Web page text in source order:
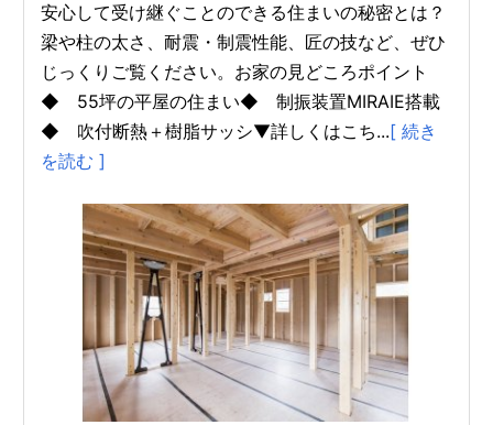
安心して受け継ぐことのできる住まいの秘密とは？
梁や柱の太さ、耐震・制震性能、匠の技など、ぜひ
じっくりご覧ください。お家の見どころポイント
◆ 55坪の平屋の住まい◆ 制振装置MIRAIE搭載
◆ 吹付断熱＋樹脂サッシ▼詳しくはこち...[ 続き
を読む ]